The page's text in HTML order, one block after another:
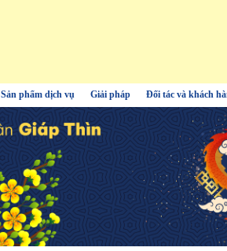
Sản phẩm dịch vụ Giải pháp Đối tác và khách